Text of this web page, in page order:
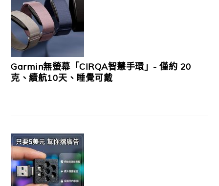
Garmin無螢幕「CIRQA智慧手環」- 僅約 20
克、續航10天、睡覺可戴